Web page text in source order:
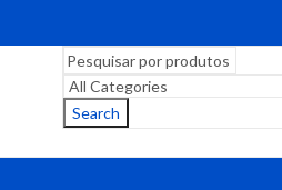
Search